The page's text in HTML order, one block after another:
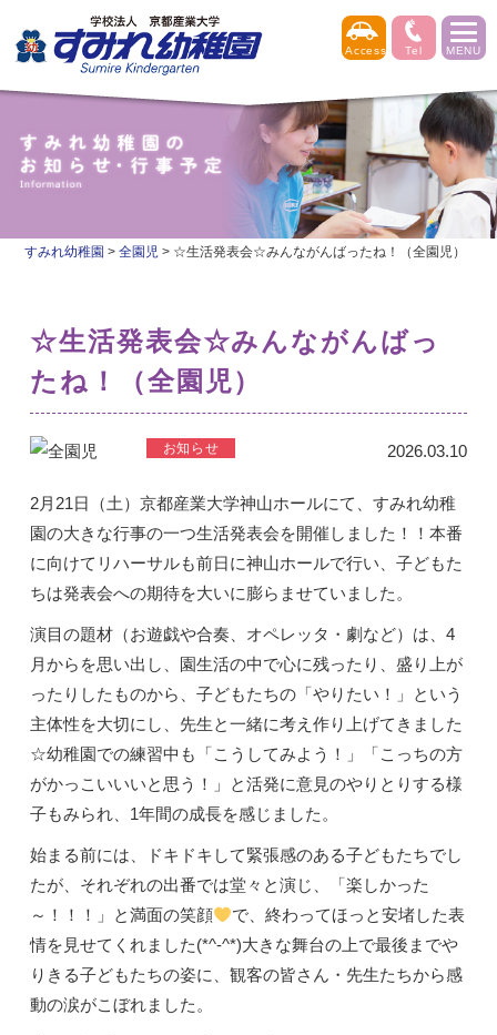
すみれ幼稚園 >全園児 > ☆生活発表会☆みんながんばったね！（全園児）
☆生活発表会☆みんながんばっ
たね！（全園児）
2026.03.10
2月21日（土）京都産業大学神山ホールにて、すみれ幼稚
園の大きな行事の一つ生活発表会を開催しました！！本番
に向けてリハーサルも前日に神山ホールで行い、子どもた
ちは発表会への期待を大いに膨らませていました。
演目の題材（お遊戯や合奏、オペレッタ・劇など）は、4
月からを思い出し、園生活の中で心に残ったり、盛り上が
ったりしたものから、子どもたちの「やりたい！」という
主体性を大切にし、先生と一緒に考え作り上げてきました
☆幼稚園での練習中も「こうしてみよう！」「こっちの方
がかっこいいいと思う！」と活発に意見のやりとりする様
子もみられ、1年間の成長を感じました。
始まる前には、ドキドキして緊張感のある子どもたちでし
たが、それぞれの出番では堂々と演じ、「楽しかった
～！！！」と満面の笑顔
で、終わってほっと安堵した表
情を見せてくれました(*^-^*)大きな舞台の上で最後までや
りきる子どもたちの姿に、観客の皆さん・先生たちから感
動の涙がこぼれました。